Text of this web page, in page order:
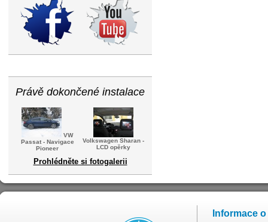
Právě dokončené instalace
VW
Passat - Navigace
Pioneer
Volkswagen Sharan -
LCD opěrky
Prohlédněte si fotogalerii
Informace